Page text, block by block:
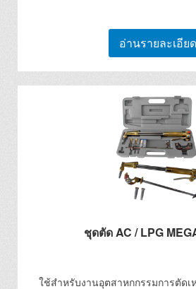
อ่านรายละเอียด
ชุดตัด AC / LPG
ใช้สำหรับงานอุตสาหกกรรมการตัดเ